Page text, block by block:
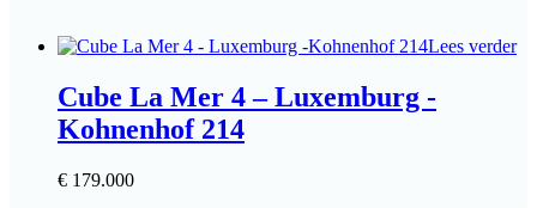
Lees verder
Cube La Mer 4 – Luxemburg -
Kohnenhof 214
€ 179.000